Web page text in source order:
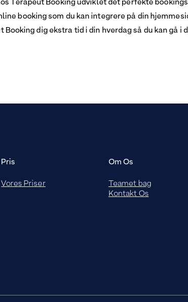
Terapeut Booking udviklet det perfekte
booking som du kan integrere på din
dig ekstra tid i din hverdag så du kan gå i
Pris
Vores Priser
Om Os
Teamet bag
Kontakt Os